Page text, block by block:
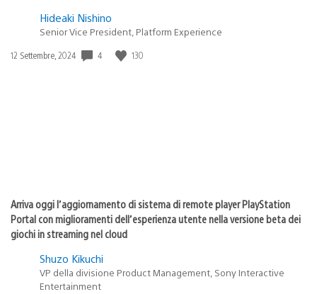
Hideaki Nishino
Senior Vice President, Platform Experience
Data
12 Settembre, 2024 4 130
Arriva oggi l’aggiornamento di sistema di remote player PlayStation
Portal con miglioramenti dell’esperienza utente nella versione beta dei
giochi in streaming nel cloud
Shuzo Kikuchi
VP della divisione Product Management, Sony Interactive
Entertainment